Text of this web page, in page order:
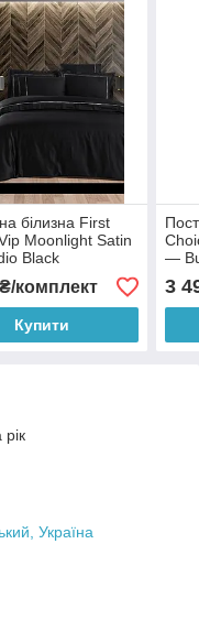
білизна First
Moonlight Satin
Black
комплект
Купити
—
3
Україна